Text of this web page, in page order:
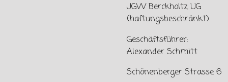
JGW Berckholtz UG
(haftungsbeschränkt)
Geschäftsführer:
Alexander Schmitt
Schönenberger Strasse 6